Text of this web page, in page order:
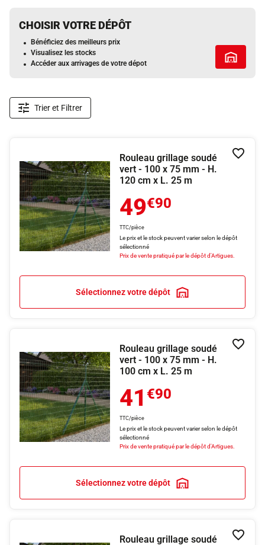
CHOISIR VOTRE DÉPÔT
Bénéficiez des meilleurs prix
Visualisez les stocks
Accéder aux arrivages de votre dépot
Tous les
Trier et Filtrer
Rouleau grillage soudé
vert - 100 x 75 mm - H.
120 cm x L. 25 m
49€90
TTC/pièce
Le prix et le stock peuvent varier selon le dépôt
sélectionné
Prix de vente pratiqué par le dépôt d'Artigues.
Sélectionnez votre dépôt
Rouleau grillage soudé
vert - 100 x 75 mm - H.
100 cm x L. 25 m
41 €90
TTC/pièce
Le prix et le stock peuvent varier selon le dépôt
sélectionné
Prix de vente pratiqué par le dépôt d'Artigues.
Sélectionnez votre dépôt
Rouleau grillage soudé